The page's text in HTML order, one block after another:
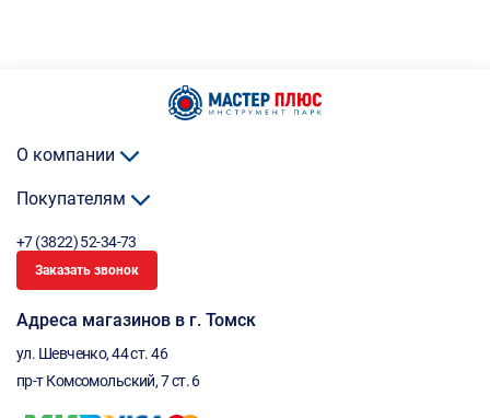
О компании
Покупателям
+7 (3822) 52-34-73
Заказать звонок
Адреса магазинов в г. Томск
ул. Шевченко, 44 ст. 46
пр-т Комсомольский, 7 ст. 6